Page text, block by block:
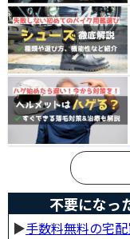
不要になっ
▶︎手数料無料の宅